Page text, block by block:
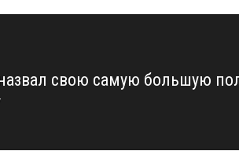
свою самую большую